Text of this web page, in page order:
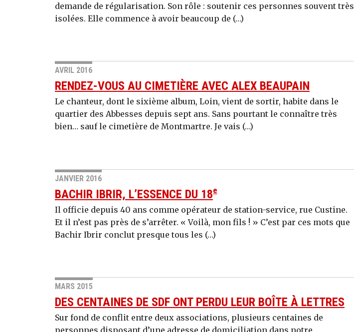
demande de régularisation. Son rôle : soutenir ces personnes souvent très
isolées. Elle commence à avoir beaucoup de (…)
AVRIL 2016
RENDEZ-VOUS AU CIMETIÈRE AVEC ALEX BEAUPAIN
Le chanteur, dont le sixième album, Loin, vient de sortir, habite dans le
quartier des Abbesses depuis sept ans. Sans pourtant le connaître très
bien… sauf le cimetière de Montmartre. Je vais (…)
JANVIER 2016
BACHIR IBRIR, L’ESSENCE DU 18e
Il officie depuis 40 ans comme opérateur de station-service, rue Custine.
Et il n’est pas près de s’arrêter. « Voilà, mon fils ! » C’est par ces mots que
Bachir Ibrir conclut pres­que tous les (…)
MARS 2015
DES CENTAINES DE SDF ONT PERDU LEUR BOÎTE À LETTRES
Sur fond de conflit entre deux associations, plusieurs centaines de
personnes disposant d’une adresse de domiciliation dans notre